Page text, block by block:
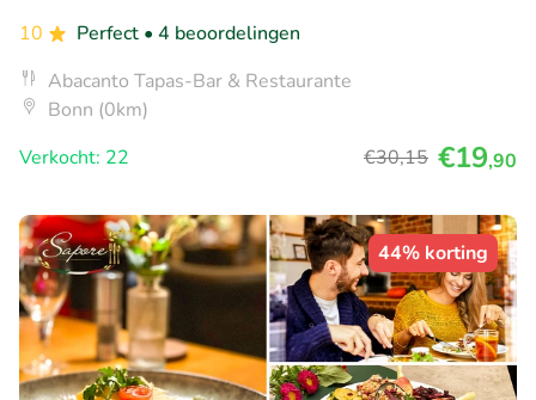
10
Perfect • 4 beoordelingen
Abacanto Tapas-Bar & Restaurante
Bonn (0km)
Verkocht: 22
€30,15 €19,90
44% korting